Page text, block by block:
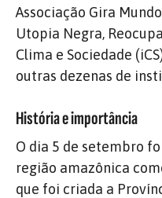
Associação Gira
Utopia Negra,
Clima e Sociedade
outras dezenas de
História e importância
O dia 5 de setembro
região amazônica
que foi criada a